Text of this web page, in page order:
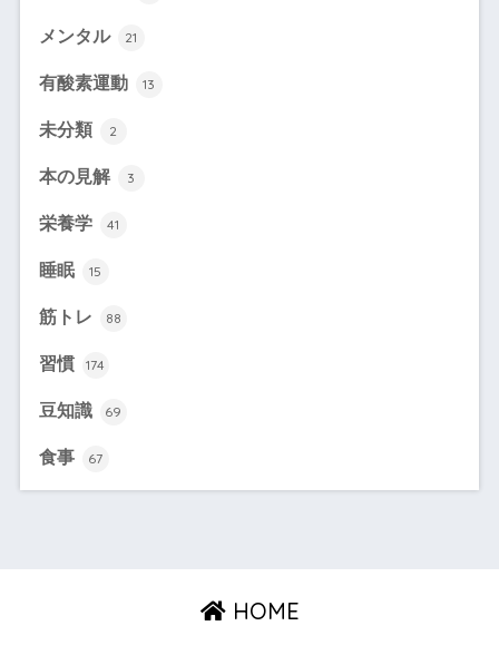
メンタル 21
有酸素運動 13
未分類 2
本の見解 3
栄養学 41
睡眠 15
筋トレ 88
習慣 174
豆知識 69
食事 67
HOME